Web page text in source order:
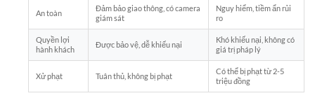
An toàn
Đảm bảo giao thông, có camera
giám sát
Nguy hiểm, tiềm ẩn rủi
ro
Quyền lợi
hành khách
Được bảo vệ, dễ khiếu nại
Khó khiếu nại, không có
giá trị pháp lý
Xử phạt Tuân thủ, không bị phạt
Có thể bị phạt từ 2-5
triệu đồng